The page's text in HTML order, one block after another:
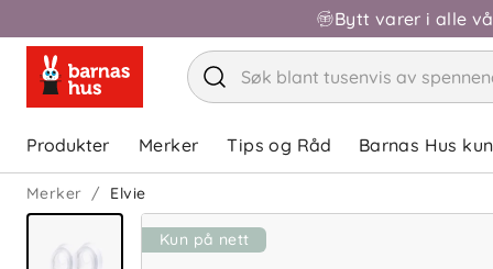
Bytt varer i alle
Produkter Merker Tips og Råd Barnas Hus
Merker Elvie
Kun på nett